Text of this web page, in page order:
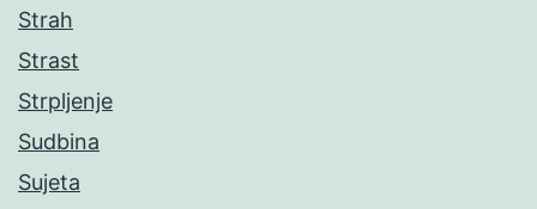
Strah
Strast
Strpljenje
Sudbina
Sujeta